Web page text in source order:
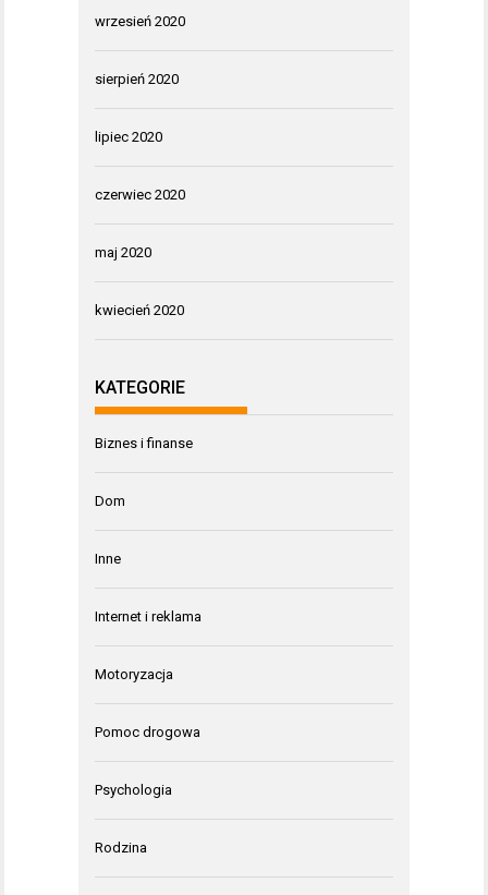
wrzesień 2020
sierpień 2020
lipiec 2020
czerwiec 2020
maj 2020
kwiecień 2020
KATEGORIE
Biznes i finanse
Dom
Inne
Internet i reklama
Motoryzacja
Pomoc drogowa
Psychologia
Rodzina